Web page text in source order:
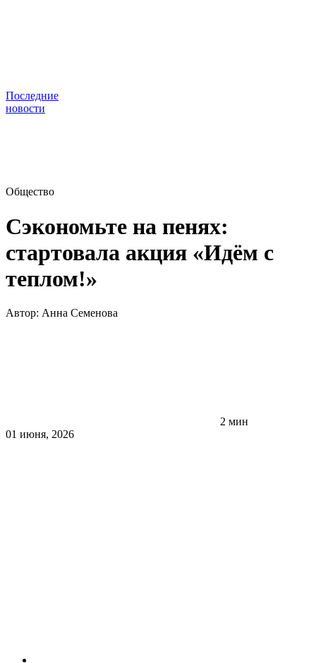
Последние
новости
Общество
Сэкономьте на пенях:
стартовала акция «Идём с
теплом!»
Автор: Анна Семенова
2 мин
01 июня, 2026